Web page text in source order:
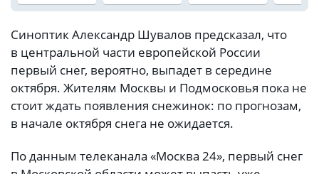
Синоптик Александр Шувалов предсказал, что
в центральной части европейской России
первый снег, вероятно, выпадет в середине
октября. Жителям Москвы и Подмосковья пока не
стоит ждать появления снежинок: по прогнозам,
в начале октября снега не ожидается.
По данным телеканала «Москва 24», первый снег